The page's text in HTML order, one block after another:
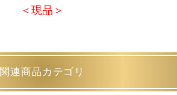
＜現品＞
関連商品カテゴリ